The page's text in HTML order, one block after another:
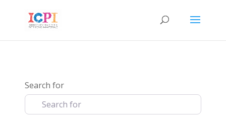
Search for